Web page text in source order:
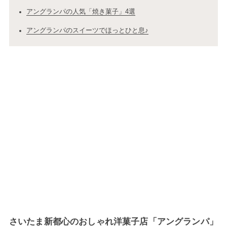
アングランパの人気「焼き菓子」4選
アングランパのスイーツでほっとひと息♪
さいたま新都心のおしゃれ洋菓子店「アングランパ」